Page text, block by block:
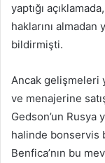
yaptığı
haklarını almadan
bildirmişti.
Ancak gelişmeleri
ve menajerine
Gedson’un Rusya
halinde bonservis
Benfica’nın bu